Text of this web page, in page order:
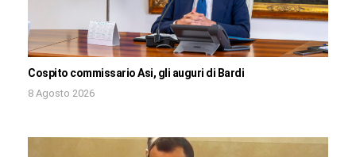
Cospito commissario Asi, gli auguri di Bardi
8 Agosto 2026